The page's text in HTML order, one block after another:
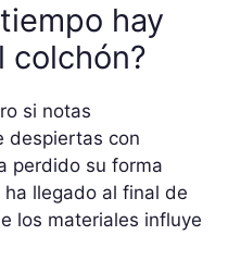
hay
colchón?
si notas
despiertas con
perdido su forma
llegado al final de
los materiales influye